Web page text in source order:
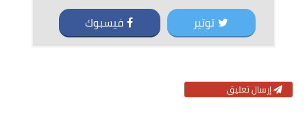
توتير فيسبوك
إرسال تعليق